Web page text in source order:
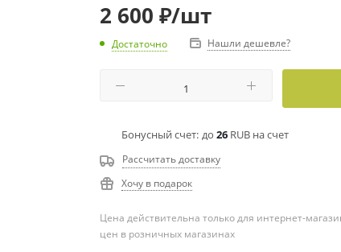
2 600 ₽/шт
Достаточно Нашли дешевле?
Бонусный счет: до 26RUB на счет
Рассчитать доставку
Хочу в подарок
Цена действительна только для интернет-
цен в розничных магазинах